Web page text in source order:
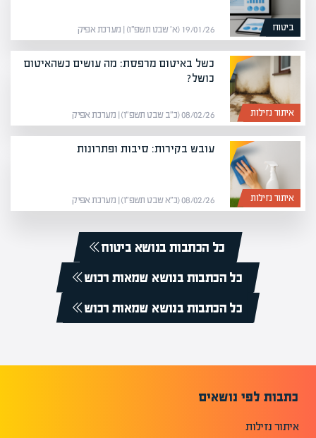
ביטוח 19/01/26 (א׳ שבט תשפ״ו) | מערכת אפיק
איתור נזילות
כשל באיטום מרפסת: מה עושים כשהאיטום
כושל?
08/02/26 (כ״ב שבט תשפ״ו) | מערכת אפיק
איתור נזילות
עובש בקירות: סיבות ופתרונות
08/02/26 (כ״א שבט תשפ״ו) | מערכת אפיק
כל הכתבות בנושא ביטוח
כל הכתבות בנושא שמאות רכוש
כל הכתבות בנושא שמאות רכוש
כתבות לפי נושאים
איתור נזילות